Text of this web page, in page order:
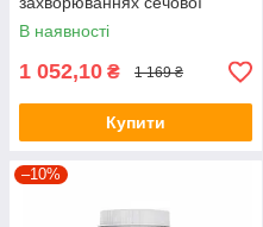
системи) 45 капсул
В наявності
1 052,10 ₴ 1 169 ₴
Купити
–10%